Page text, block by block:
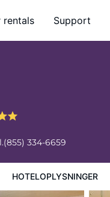
rentals Support
(855) 334-6659
HOTELOPLYSNINGER